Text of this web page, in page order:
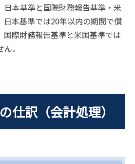
日本基準と国際財務報告基準・米
日本基準では20年以内の期間で償
国際財務報告基準と米国基準では
。
仕訳（会計処理）